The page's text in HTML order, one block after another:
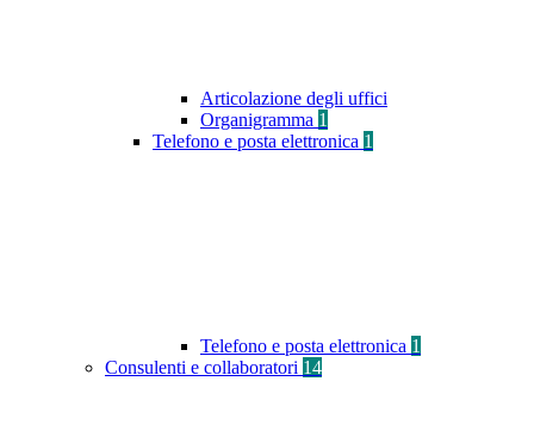
Articolazione degli uffici
Organigramma 1
Telefono e posta elettronica 1
Telefono e posta elettronica 1
Consulenti e collaboratori 14